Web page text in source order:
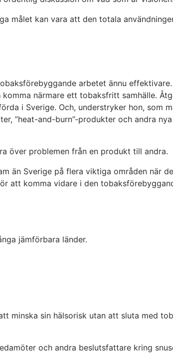
målet kan vara att den totala
arbetet ännu
närmare ett tobaksfritt samhälle.
i Sverige. Och, understryker hon, som
”heat-and-burn”-produkter och andra nya
över problemen från en produkt till andra.
än Sverige på flera viktiga områden när
att komma vidare i den
jämförbara länder.
minska sin hälsorisk utan att sluta med
och andra beslutsfattare kring